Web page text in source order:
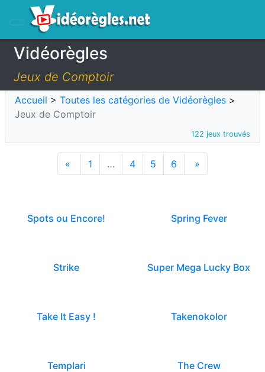
Vidéorègles
Jeux de Comptoir
Accueil > Toutes les catégories de Vidéorègles >
Jeux de Comptoir
122 jeux trouvés
« 1 … 4 5 6 »
Spots ou Encore! Spring Fever
Strike Super Mega Lucky Box
Take It Easy ! Takenokolor
Templari The Crew